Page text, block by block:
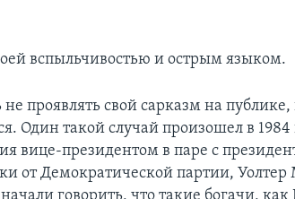
вспыльчивостью и острым языком.
не проявлять свой сарказм на
Один такой случай произошел в 1984
вице-президентом в паре с
от Демократической партии,